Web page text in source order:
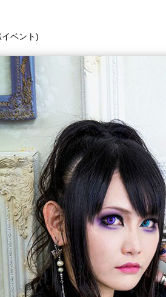
ベント)